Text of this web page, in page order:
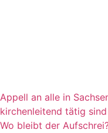
Appell an alle in
kirchenleitend tätig sind
Wo bleibt der